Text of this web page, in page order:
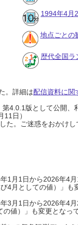
1994年4月
地点ごとの
歴代全国ラ
。詳細は配信資料に関
4.0.1版として公開
日）
た。ご迷惑をおかけ
1月1日から2026年4
月としての値）」も
3月1日から2026年4
値）」も変更とな